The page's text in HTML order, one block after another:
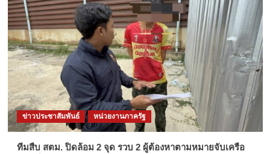
ข่าวประชาสัมพันธ์ หน่วยงานภาครัฐ
ทีมสืบ สตม. ปิดล้อม 2 จุด รวบ 2 ผู้ต้องหาตามหมายจับเครือ